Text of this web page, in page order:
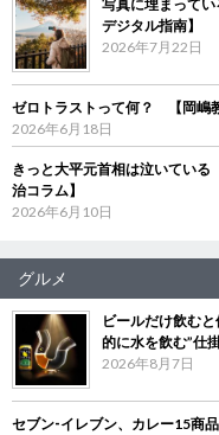
写真に埋まって
デジタル指南】
2026年7月22日
ゼロトラストって何？ 【岡嶋
2026年6月18日
きっと大平元首相は泣いてい
治コラム】
2026年6月10日
グルメ
ビールだけ飲む
的に水を飲む”仕
2026年8月7日
セブン‐イレブン、カレー15商